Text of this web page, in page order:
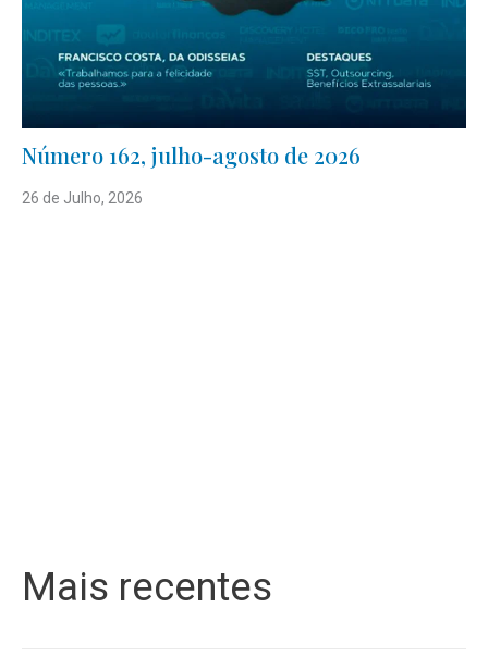
Número 162, julho-agosto de 2026
26 de Julho, 2026
Mais recentes